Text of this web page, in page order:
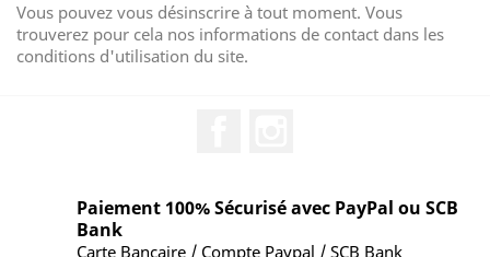
Vous pouvez vous désinscrire à tout moment. Vous
trouverez pour cela nos informations de contact dans les
conditions d'utilisation du site.
Paiement 100% Sécurisé avec PayPal ou SCB
Bank
Carte Bancaire / Compte Paypal / SCB Bank